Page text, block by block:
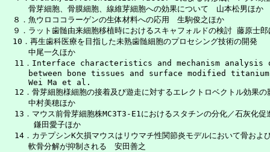
骨芽細胞、骨膜細胞、線維芽細胞への効果について　山本松男ほか
８．魚ウロココラーゲンの生体材料への応用　生駒俊之ほか　　　　
９．ラット歯髄由来細胞移植時におけるスキャフォルドの検討 藤原
10．再生歯科医療を目指した未熟歯髄細胞のプロセシング技術の開発
中尾一久ほか　　　　　　　　　　　　　　　　　　　　　　　　
11．Interface characteristics and mechanism
between bone tissues and surface modified
Wei Ma et al.　　　　　　　　　　　　　　　　　　　　　
12．骨芽細胞様細胞の接着及び遊走に対するエレクトロベクトル効果の
中村美穂ほか　　　　　　　　　　　　　　　　　　　　　　　　
13．マウス前骨芽細胞株MC3T3-E1におけるスタチンの分化／石灰化促
鎌田愛子ほか　　　　　　　　　　　　　　　　　　　　　　　
14．カテプシンK欠損マウスはリウマチ性関節炎モデルにおいて骨およ
軟骨分解が抑制される　安田善之　　　　　　　　　　　　　